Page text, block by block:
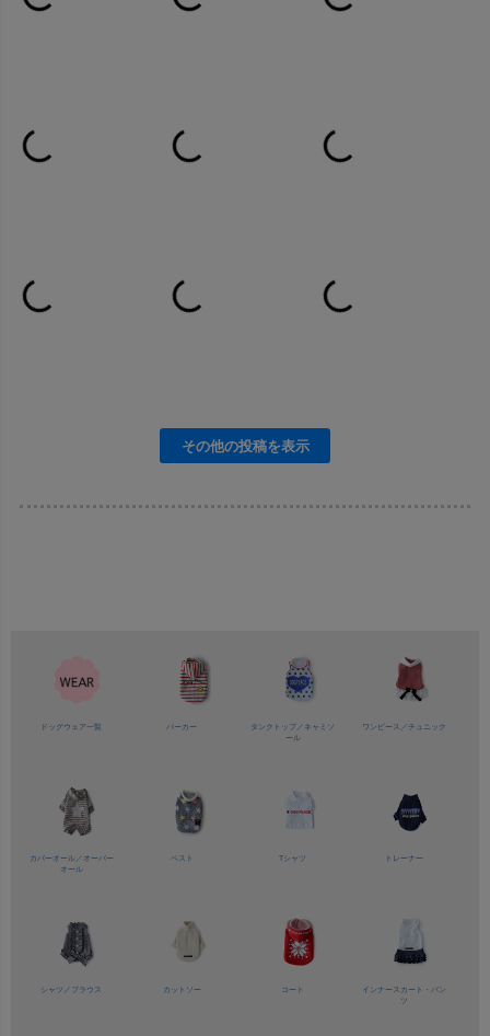
ドッグウェア一覧 パーカー タンクトップ／ キャミソ
ール
ワンピース／チュニック
カバーオール／ オーバー
オール
ベスト Tシャツ トレーナー
シャツ／ ブラウス カットソー コート
インナースカート・パン
ツ